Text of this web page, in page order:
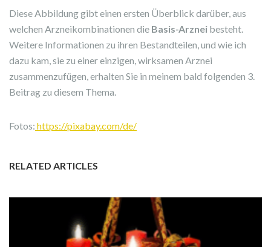
Diese Abbildung gibt einen ersten Überblick darüber, aus
welchen Arzneikombinationen die Basis-Arznei besteht.
Weitere Informationen zu ihren Bestandteilen, und wie ich
dazu kam, sie zu einer einzigen, wirksamen Arznei
zusammenzufügen, erhalten Sie in meinem bald folgenden 3.
Beitrag zu diesem Thema.
Fotos: https://pixabay.com/de/
RELATED ARTICLES